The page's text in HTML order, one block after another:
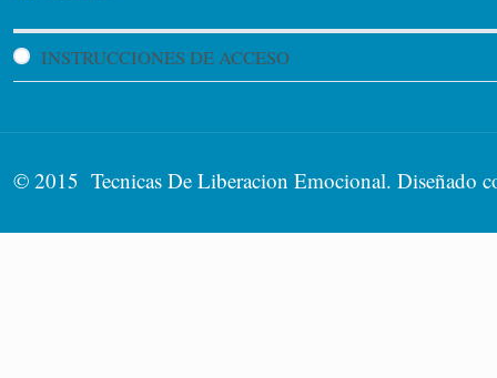
INSTRUCCIONES DE ACCESO
© 2015 Tecnicas De Liberacion Emocional. Diseñado